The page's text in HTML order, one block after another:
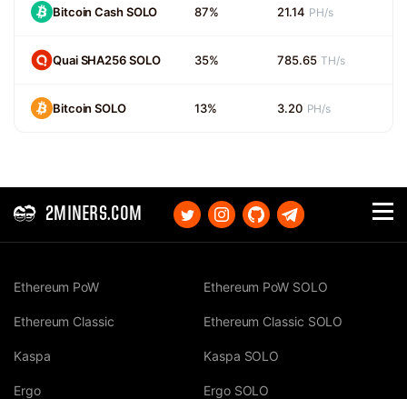
Bitcoin Cash SOLO 87% 21.14 PH/s
Quai SHA256 SOLO 35% 785.65 TH/s
Bitcoin SOLO 13% 3.20 PH/s
2MINERS.COM
Ethereum PoW
Ethereum Classic
Kaspa
Ergo
Ethereum PoW SOLO
Ethereum Classic SOLO
Kaspa SOLO
Ergo SOLO